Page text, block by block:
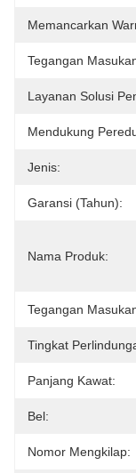
Memancarkan
Tegangan
Layanan Solusi
Mendukung
Jenis:
Garansi (Tahun):
Nama Produk:
Tegangan
Tingkat
Panjang Kawat:
Bel:
Nomor Mengkilap: